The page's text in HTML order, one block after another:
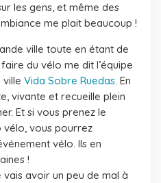
les gens, et même des
me plait beaucoup !
ville toute en étant de
du vélo me dit l’équipe
ville Vida Sobre Ruedas. En
vivante et recueille plein
Et si vous prenez le
vélo, vous pourrez
vélo. Ils en
!
avoir un peu de mal à